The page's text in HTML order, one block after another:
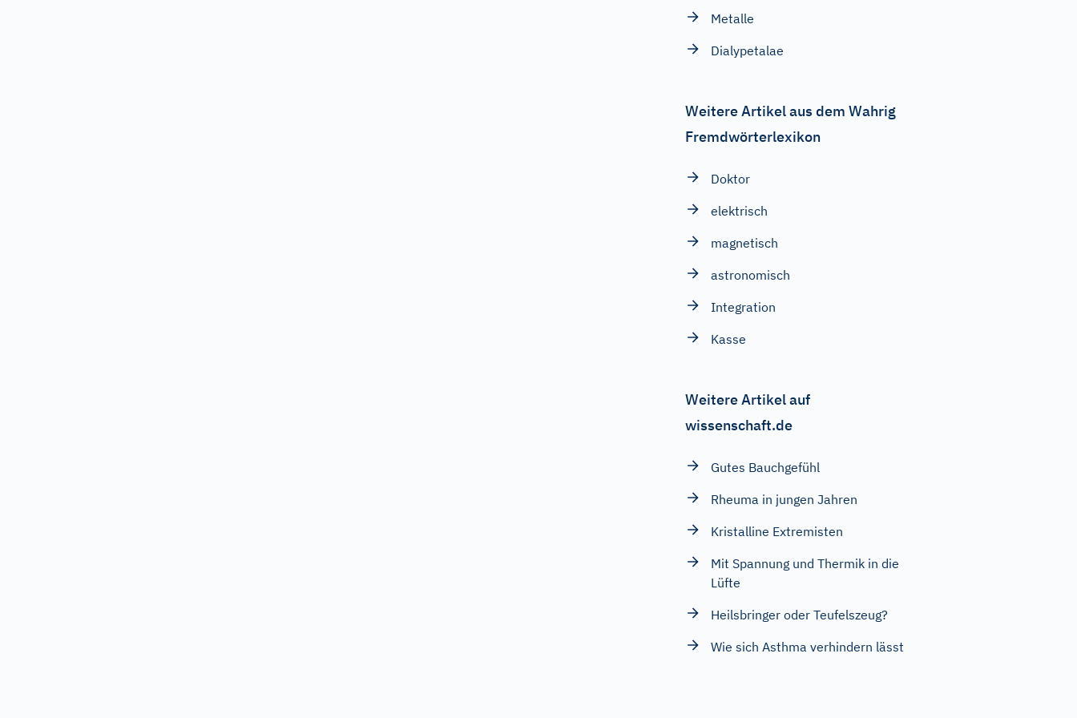
Metalle
Dialypetalae
Weitere Artikel aus dem Wahrig
Fremdwörterlexikon
Doktor
elektrisch
magnetisch
astronomisch
Integration
Kasse
Weitere Artikel auf
wissenschaft.de
Gutes Bauchgefühl
Rheuma in jungen Jahren
Kristalline Extremisten
Mit Spannung und Thermik in die
Lüfte
Heilsbringer oder Teufelszeug?
Wie sich Asthma verhindern lässt